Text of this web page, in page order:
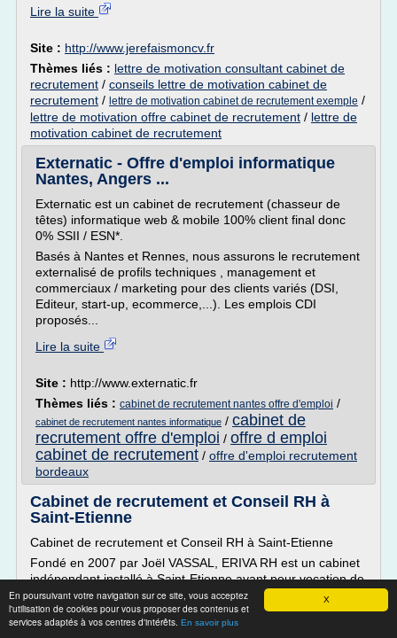
X
En poursuivant votre navigation sur ce site, vous acceptez
l'utilisation de cookies pour vous proposer des contenus et
services adaptés à vos centres d'intérêts. En savoir plus
Lire la suite
Site : http://www.jerefaismoncv.fr
Thèmes liés : lettre de motivation consultant cabinet de
recrutement / conseils lettre de motivation cabinet de
recrutement / lettre de motivation cabinet de recrutement exemple /
lettre de motivation offre cabinet de recrutement / lettre de
motivation cabinet de recrutement
Externatic - Offre d'emploi informatique
Nantes, Angers ...
Externatic est un cabinet de recrutement (chasseur de
têtes) informatique web & mobile 100% client final donc
0% SSII / ESN*.
Basés à Nantes et Rennes, nous assurons le recrutement
externalisé de profils techniques , management et
commerciaux / marketing pour des clients variés (DSI,
Editeur, start-up, ecommerce,...). Les emplois CDI
proposés...
Lire la suite
Site : http://www.externatic.fr
Thèmes liés : cabinet de recrutement nantes offre d'emploi /
cabinet de recrutement nantes informatique / cabinet de
recrutement offre d'emploi / offre d emploi
cabinet de recrutement / offre d'emploi recrutement
bordeaux
Cabinet de recrutement et Conseil RH à
Saint-Etienne
Cabinet de recrutement et Conseil RH à Saint-Etienne
Fondé en 2007 par Joël VASSAL, ERIVA RH est un cabinet
indépendant installé à Saint-Etienne ayant pour vocation de
proposer une offre globale de services Ressources
Humaines auprès des PME, ETI, Groupes, Associations et
Institutionnels.